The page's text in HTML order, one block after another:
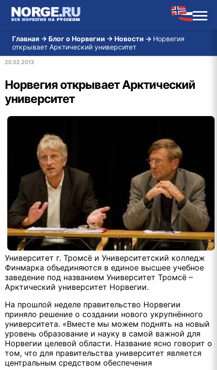
Главная → Блог о Норвегии → Новости → Норвегия
открывает Арктический университет
20.02.2013
Норвегия открывает Арктический
университет
Университет г. Тромсё и Университетский колледж
Финмарка объединяются в единое высшее учебное
заведение под названием Университет Тромсё –
Арктический университет Норвегии.
На прошлой неделе правительство Норвегии
приняло решение о создании нового укрупнённого
университета. «Вместе мы можем поднять на новый
уровень образование и науку в самой важной для
Норвегии целевой области. Название ясно говорит о
том, что для правительства университет является
центральным средством обеспечения